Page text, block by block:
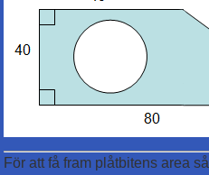
För att få fram plåtbitens area